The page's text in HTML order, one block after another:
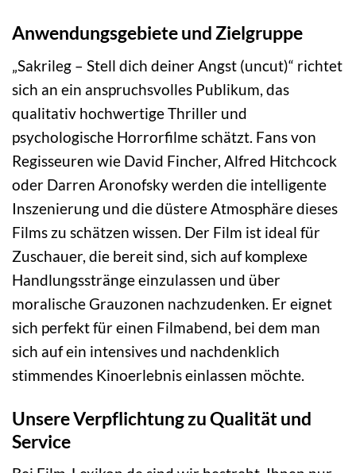
Anwendungsgebiete und Zielgruppe
„Sakrileg – Stell dich deiner Angst (uncut)“ richtet
sich an ein anspruchsvolles Publikum, das
qualitativ hochwertige Thriller und
psychologische Horrorfilme schätzt. Fans von
Regisseuren wie David Fincher, Alfred Hitchcock
oder Darren Aronofsky werden die intelligente
Inszenierung und die düstere Atmosphäre dieses
Films zu schätzen wissen. Der Film ist ideal für
Zuschauer, die bereit sind, sich auf komplexe
Handlungsstränge einzulassen und über
moralische Grauzonen nachzudenken. Er eignet
sich perfekt für einen Filmabend, bei dem man
sich auf ein intensives und nachdenklich
stimmendes Kinoerlebnis einlassen möchte.
Unsere Verpflichtung zu Qualität und
Service